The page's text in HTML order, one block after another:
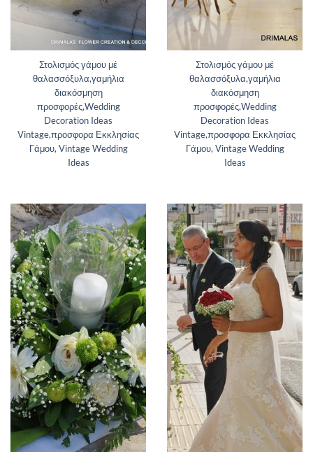
Στολισμός γάμου μέ
θαλασσόξυλα,γαμήλια
διακόσμηση
προσφορές,Wedding
Decoration Ideas
Vintage,προσφορα Εκκλησίας
Γάμου, Vintage Wedding
Ideas
Στολισμός γάμου μέ
θαλασσόξυλα,γαμήλια
διακόσμηση
προσφορές,Wedding
Decoration Ideas
Vintage,προσφορα Εκκλησίας
Γάμου, Vintage Wedding
Ideas